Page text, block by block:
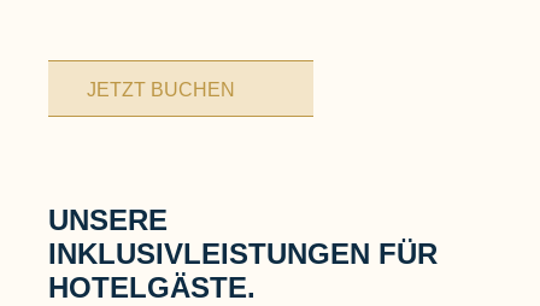
JETZT BUCHEN
UNSERE
INKLUSIVLEISTUNGEN FÜR
HOTELGÄSTE.